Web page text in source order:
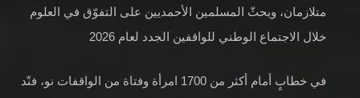
متلازمان، ويحثّ المسلمين الأحمديين على التفوّق في العلوم
خلال الاجتماع الوطني للواقفين الجدد لعام 2026
في خطابٍ أمام أكثر من 1700 امرأة وفتاة من الواقفات نو، فنّد